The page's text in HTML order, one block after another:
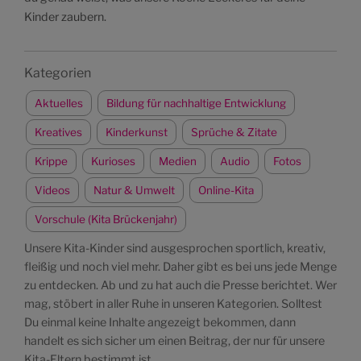
Kinder zaubern.
Kategorien
Aktuelles Bildung für nachhaltige Entwicklung
Kreatives Kinderkunst Sprüche & Zitate
Krippe Kurioses Medien Audio Fotos
Videos Natur & Umwelt Online-Kita
Vorschule (Kita Brückenjahr)
Unsere Kita-Kinder sind ausgesprochen sportlich, kreativ,
fleißig und noch viel mehr. Daher gibt es bei uns jede Menge
zu entdecken. Ab und zu hat auch die Presse berichtet. Wer
mag, stöbert in aller Ruhe in unseren Kategorien. Solltest
Du einmal keine Inhalte angezeigt bekommen, dann
handelt es sich sicher um einen Beitrag, der nur für unsere